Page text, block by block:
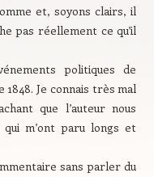
et, soyons clairs, il
pas réellement ce qu’il
politiques de
Je connais très mal
que l’auteur nous
m’ont paru longs et
sans parler du